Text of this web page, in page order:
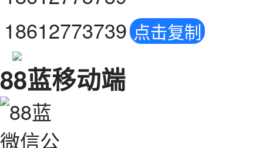
18612773739 点击复制
88蓝移动端